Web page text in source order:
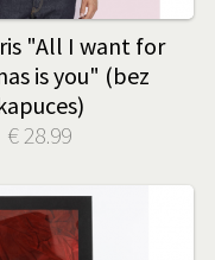
"All I want for
is you" (bez
€ 28.99